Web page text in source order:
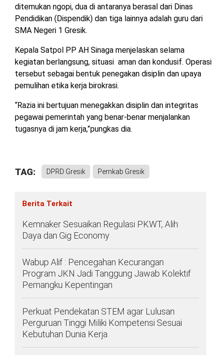
ditemukan ngopi, dua di antaranya berasal dari Dinas
Pendidikan (Dispendik) dan tiga lainnya adalah guru dari
SMA Negeri 1 Gresik.
Kepala Satpol PP AH Sinaga menjelaskan selama
kegiatan berlangsung, situasi aman dan kondusif. Operasi
tersebut sebagai bentuk penegakan disiplin dan upaya
pemulihan etika kerja birokrasi.
“Razia ini bertujuan menegakkan disiplin dan integritas
pegawai pemerintah yang benar-benar menjalankan
tugasnya di jam kerja,”pungkas dia.
TAG: DPRD Gresik Pemkab Gresik
Berita Terkait
Kemnaker Sesuaikan Regulasi PKWT, Alih
Daya dan Gig Economy
Wabup Alif : Pencegahan Kecurangan
Program JKN Jadi Tanggung Jawab Kolektif
Pemangku Kepentingan
Perkuat Pendekatan STEM agar Lulusan
Perguruan Tinggi Miliki Kompetensi Sesuai
Kebutuhan Dunia Kerja